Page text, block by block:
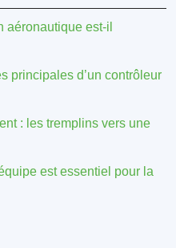
aéronautique est-il
principales d’un contrôleur
: les tremplins vers une
est essentiel pour la